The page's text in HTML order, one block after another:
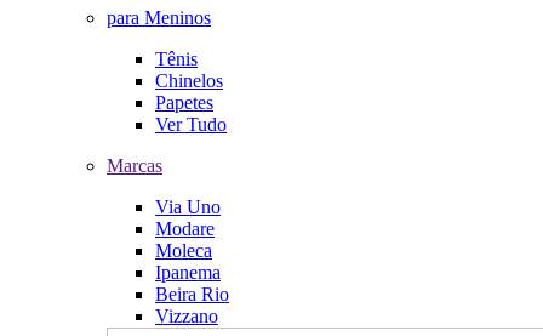
para Meninos
Tênis
Chinelos
Papetes
Ver Tudo
Marcas
Via Uno
Modare
Moleca
Ipanema
Beira Rio
Vizzano